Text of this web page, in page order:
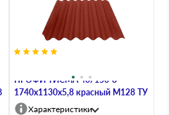
ПРОФИ ТИСМА 40/150-8-
1740х1130х5,8 красный M128 ТУ
Характеристики